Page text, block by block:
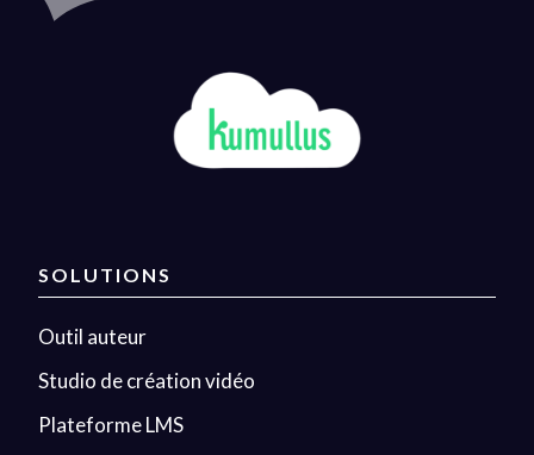
SOLUTIONS
Outil auteur
Studio de création vidéo
Plateforme LMS